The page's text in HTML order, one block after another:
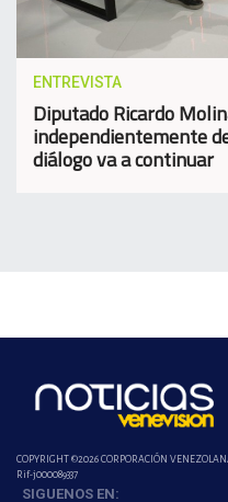
ENTREVISTA
Diputado Ricardo
independientemente
diálogo va a continuar
COPYRIGHT ©2026 CORPORACIÓN
Rif-j000089337
SIGUENOS EN: